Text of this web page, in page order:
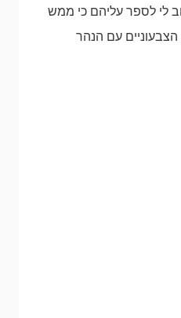
לי לספר עליהם כי ממש
עם הנהר